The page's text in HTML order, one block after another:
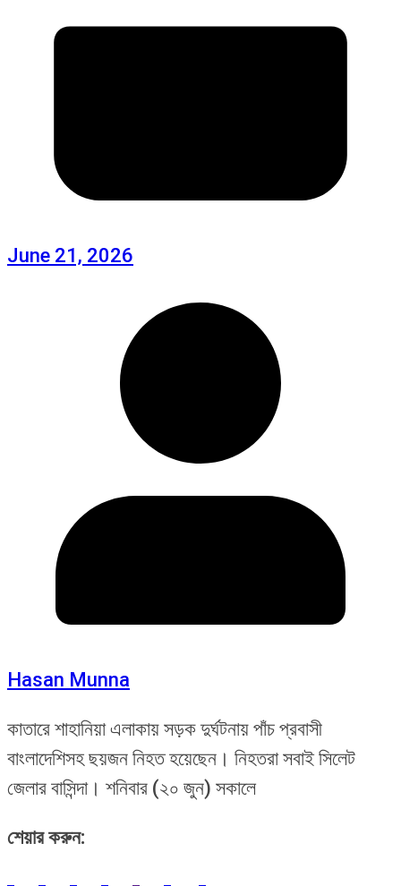
June 21, 2026
Hasan Munna
কাতারে শাহানিয়া এলাকায় সড়ক দুর্ঘটনায় পাঁচ প্রবাসী
বাংলাদেশিসহ ছয়জন নিহত হয়েছেন। নিহতরা সবাই সিলেট
জেলার বাসিন্দা। শনিবার (২০ জুন) সকালে
শেয়ার করুন: